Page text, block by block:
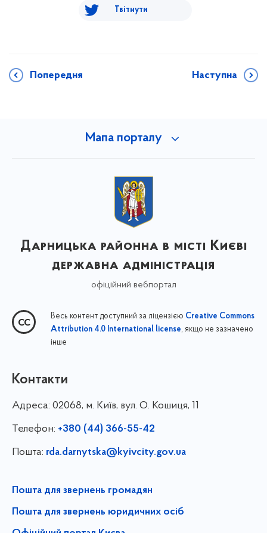
Твітнути
Попередня Наступна
Мапа порталу
Дарницька районна в місті Києві
державна адміністрація
офіційний вебпортал
Весь контент доступний за ліцензією Creative Commons
Attribution 4.0 International license, якщо не зазначено
інше
Контакти
Адреса: 02068, м. Київ, вул. О. Кошиця, 11
Телефон: +380 (44) 366-55-42
Пошта: rda.darnytska@kyivcity.gov.ua
Пошта для звернень громадян
Пошта для звернень юридичних осіб